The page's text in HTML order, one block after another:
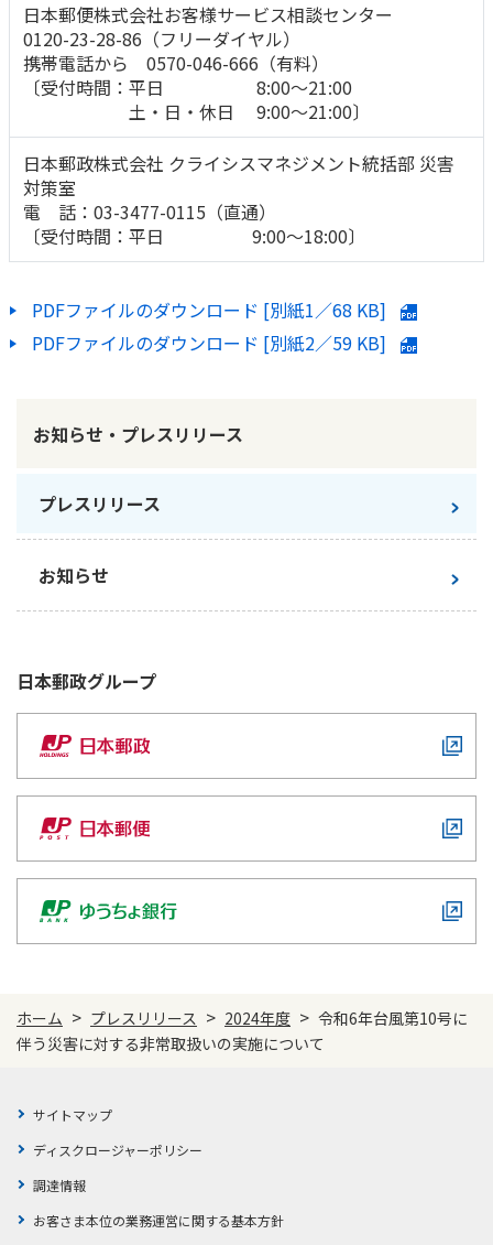
日本郵便株式会社お客様サービス相談センター
0120-23-28-86（フリーダイヤル）
携帯電話から 0570-046-666（有料）
〔受付時間：平日 8:00～21:00
土・日・休日 9:00～21:00〕
日本郵政株式会社 クライシスマネジメント統括部 災害
対策室
電 話：03-3477-0115（直通）
〔受付時間：平日 9:00～18:00〕
PDFファイルのダウンロード [別紙1／68 KB]
PDFファイルのダウンロード [別紙2／59 KB]
お知らせ・プレスリリース
プレスリリース
お知らせ
日本郵政グループ
ホーム > プレスリリース > 2024年度 > 令和6年台風第10号に
伴う災害に対する非常取扱いの実施について
サイトマップ
ディスクロージャーポリシー
調達情報
お客さま本位の業務運営に関する基本方針